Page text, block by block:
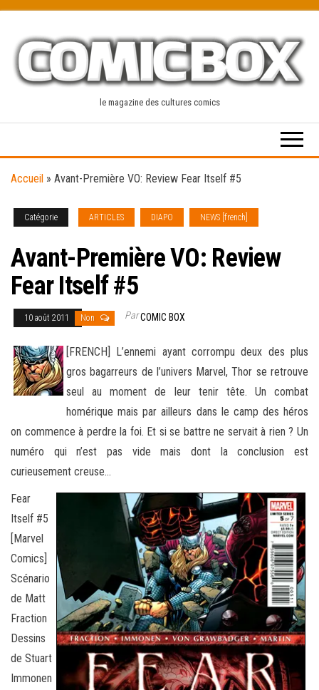
content
le magazine des cultures comics
Accueil » Avant-Première VO: Review Fear Itself #5
Catégorie ARTICLES DIAPO NEWS [french]
Avant-Première VO: Review
Fear Itself #5
10 août 2011 Non ParCOMIC BOX
[FRENCH] L’ennemi ayant corrompu deux des plus
gros bagarreurs de l’univers Marvel, Thor se retrouve
seul au moment de leur tenir tête. Un combat
homérique mais par ailleurs dans le camp des héros
on commence à perdre la foi. Et si se battre ne servait à rien ? Un
numéro qui n’est pas vide mais dont la conclusion est
curieusement creuse…
Fear
Itself #5
[Marvel
Comics]
Scénario
de Matt
Fraction
Dessins
de Stuart
Immonen